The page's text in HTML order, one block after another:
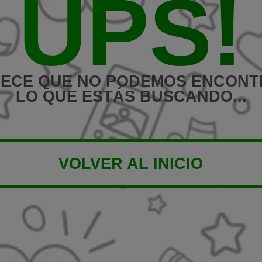
UPS!
QUE NO PODEMOS
LO QUE ESTÁS BUSCANDO...
VOLVER AL INICIO